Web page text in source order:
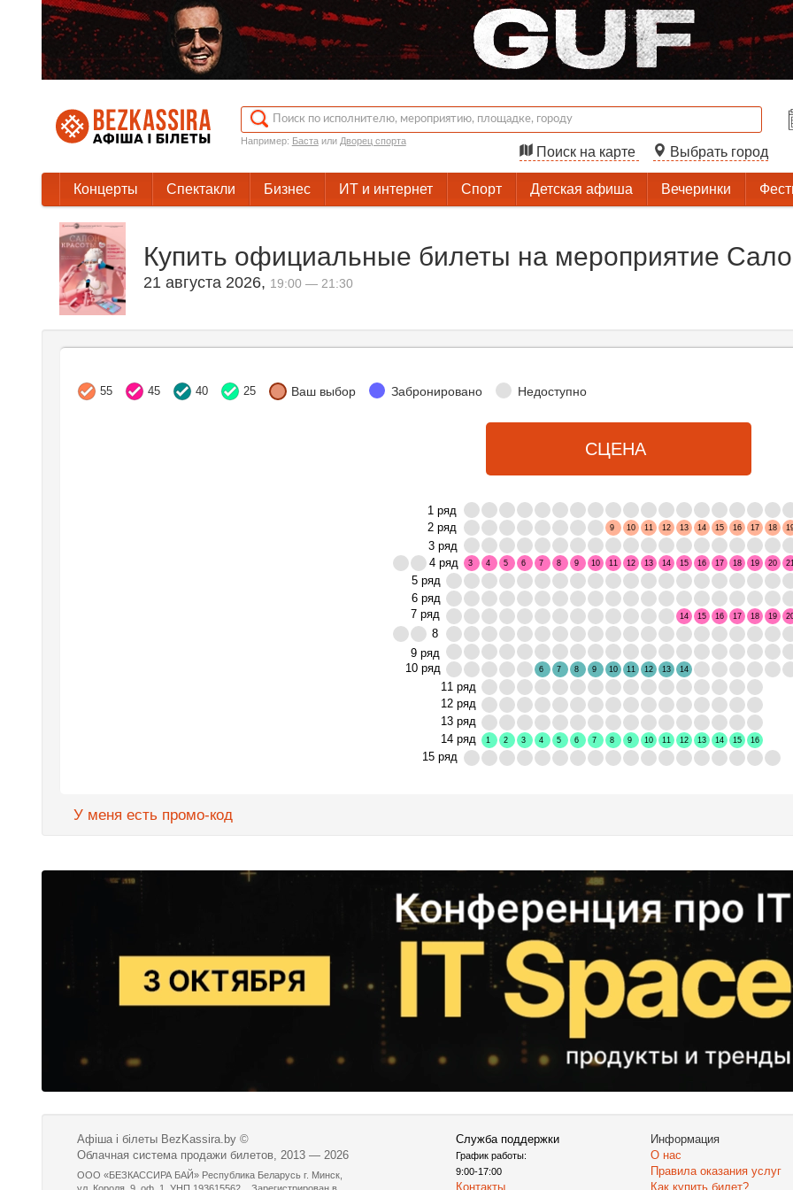
Например: Бастаили Дворец спорта
Поиск на карте Выбрать город
Концерты Спектакли Бизнес ИТ и интернет Спорт Детская афиша Вечеринки
Купить официальные билеты на мероприятие
21 августа 2026, 19:00 — 21:30
55 45 40 25 Ваш выбор Забронировано Недоступно
СЦЕНА
9 10 11 12 13 14 15 16 17 18
3 4 5 6 7 8 9 10 11 12 13 14 15 16 17 18 19 20
14 15 16 17 18 19
6 7 8 9 10 11 12 13 14
1 2 3 4 5 6 7 8 9 10 11 12 13 14 15 16
1 ряд
2 ряд
3 ряд
4 ряд
5 ряд
6 ряд
7 ряд
8
9 ряд
10 ряд
11 ряд
12 ряд
13 ряд
14 ряд
15 ряд
У меня есть промо-код
Афіша і білеты BezKassira.by ©
Облачная система продажи билетов, 2013 — 2026
ООО «БЕЗКАССИРА БАЙ» Республика Беларусь г. Минск,
Служба поддержки
График работы:
9:00-17:00
Контакты
Информация
О нас
Правила оказания услуг
Как купить билет?